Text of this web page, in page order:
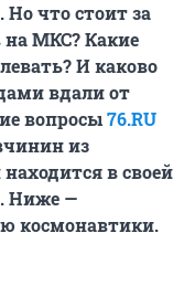
что стоит за
на МКС? Какие
И каково
вдали от
вопросы76.RU
из
в своей
Ниже —
космонавтики.